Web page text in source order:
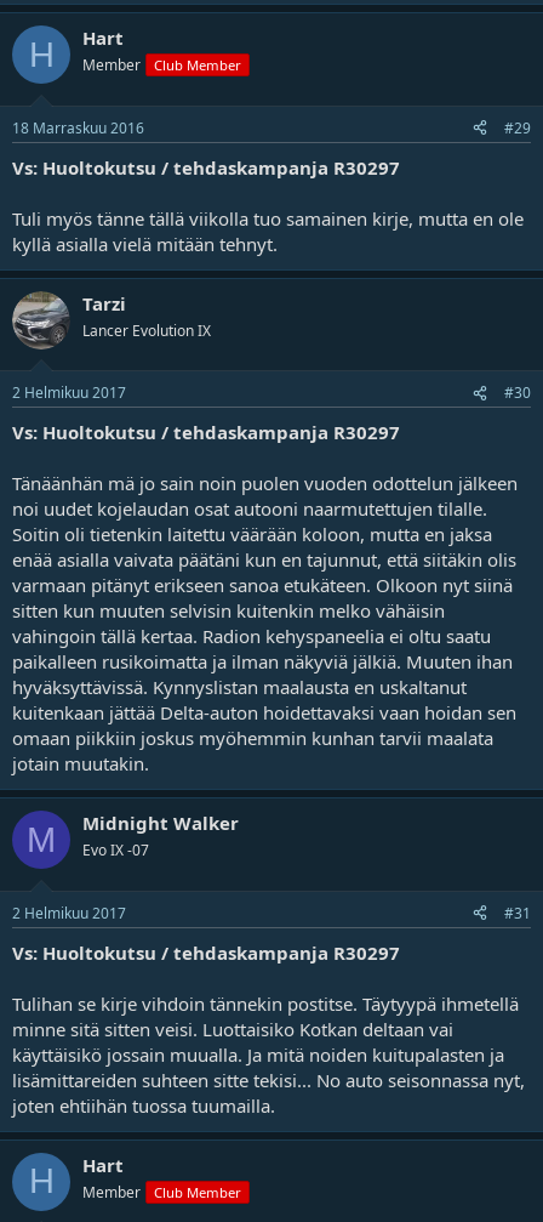
H Hart
Member Club Member
18 Marraskuu 2016 #29
Vs: Huoltokutsu / tehdaskampanja R30297
Tuli myös tänne tällä viikolla tuo samainen kirje, mutta en ole
kyllä asialla vielä mitään tehnyt.
Tarzi
Lancer Evolution IX
2 Helmikuu 2017 #30
Vs: Huoltokutsu / tehdaskampanja R30297
Tänäänhän mä jo sain noin puolen vuoden odottelun jälkeen
noi uudet kojelaudan osat autooni naarmutettujen tilalle.
Soitin oli tietenkin laitettu väärään koloon, mutta en jaksa
enää asialla vaivata päätäni kun en tajunnut, että siitäkin olis
varmaan pitänyt erikseen sanoa etukäteen. Olkoon nyt siinä
sitten kun muuten selvisin kuitenkin melko vähäisin
vahingoin tällä kertaa. Radion kehyspaneelia ei oltu saatu
paikalleen rusikoimatta ja ilman näkyviä jälkiä. Muuten ihan
hyväksyttävissä. Kynnyslistan maalausta en uskaltanut
kuitenkaan jättää Delta-auton hoidettavaksi vaan hoidan sen
omaan piikkiin joskus myöhemmin kunhan tarvii maalata
jotain muutakin.
M Midnight Walker
Evo IX -07
2 Helmikuu 2017 #31
Vs: Huoltokutsu / tehdaskampanja R30297
Tulihan se kirje vihdoin tännekin postitse. Täytyypä ihmetellä
minne sitä sitten veisi. Luottaisiko Kotkan deltaan vai
käyttäisikö jossain muualla. Ja mitä noiden kuitupalasten ja
lisämittareiden suhteen sitte tekisi... No auto seisonnassa nyt,
joten ehtiihän tuossa tuumailla.
H Hart
Member Club Member